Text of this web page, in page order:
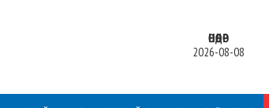
ӨНӨӨДӨР
2026-08-08